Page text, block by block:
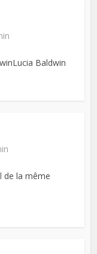
Baldwin
de la même